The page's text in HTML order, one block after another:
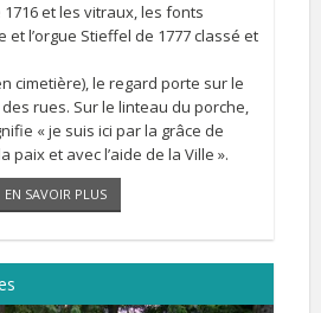
et les vitraux, les fonts
l’orgue Stieffel de 1777 classé et
cimetière), le regard porte sur le
rues. Sur le linteau du porche,
« je suis ici par la grâce de
paix et avec l’aide de la Ville ».
EN SAVOIR PLUS